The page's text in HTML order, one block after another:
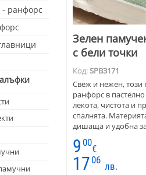
ранфорс
Зелен
с бели точки
Код:SPB3171
Свеж и нежен,
ранфорс в
лекота, чистота и
спалнята.
дишаща и удобна
Подходящ е за
светли интериори.
9 00
€
17 06
лв.